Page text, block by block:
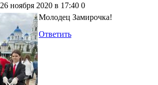
26 ноября 2020 в 17:40 0
Молодец Замирочка!
Ответить